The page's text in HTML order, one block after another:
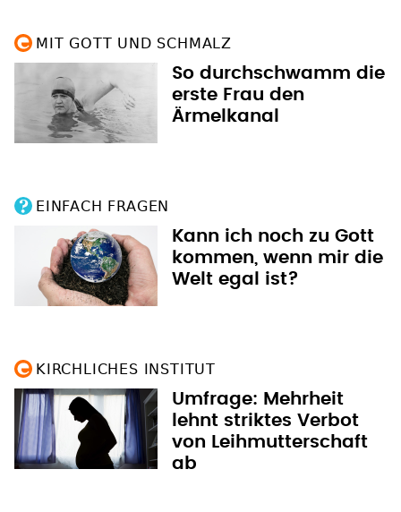
MIT GOTT UND SCHMALZ
So durchschwamm die
erste Frau den
Ärmelkanal
EINFACH FRAGEN
Kann ich noch zu Gott
kommen, wenn mir die
Welt egal ist?
KIRCHLICHES INSTITUT
Umfrage: Mehrheit
lehnt striktes Verbot
von Leihmutterschaft
ab